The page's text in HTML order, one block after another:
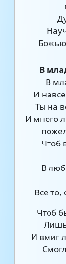
В
В
И
Ты на
И много
Чтоб
В
Все
Чтоб
Лишь
И вмиг